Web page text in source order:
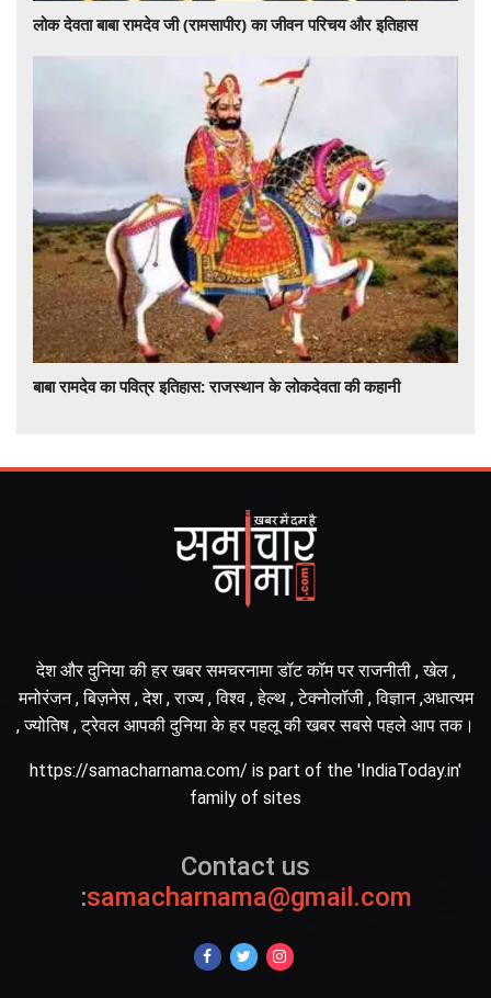
लोक देवता बाबा रामदेव जी (रामसापीर) का जीवन परिचय और इतिहास
बाबा रामदेव का पवित्र इतिहास: राजस्थान के लोकदेवता की कहानी
देश और दुनिया की हर खबर समचरनामा डॉट कॉम पर राजनीती , खेल ,
मनोरंजन , बिज़नेस , देश , राज्य , विश्व , हेल्थ , टेक्नोलॉजी , विज्ञान ,अधात्यम
, ज्योतिष , ट्रेवल आपकी दुनिया के हर पहलू की खबर सबसे पहले आप तक।
https://samacharnama.com/ is part of the 'IndiaToday.in'
family of sites
Contact us
:samacharnama@gmail.com